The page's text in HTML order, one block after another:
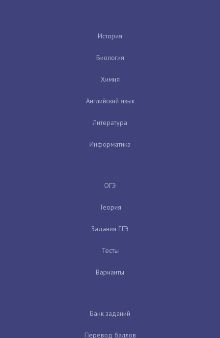
История
Биология
Химия
Английский язык
Литература
Информатика
ОГЭ
Теория
Задания ЕГЭ
Тесты
Варианты
Банк заданий
Перевод баллов